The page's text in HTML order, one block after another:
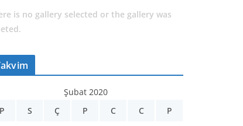
is no gallery selected or the gallery was
Şubat 2020
P
S Ç P C C P